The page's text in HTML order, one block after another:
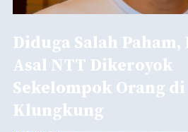
Diduga Salah Paham,
Asal NTT Dikeroyok
Sekelompok Orang di
Klungkung